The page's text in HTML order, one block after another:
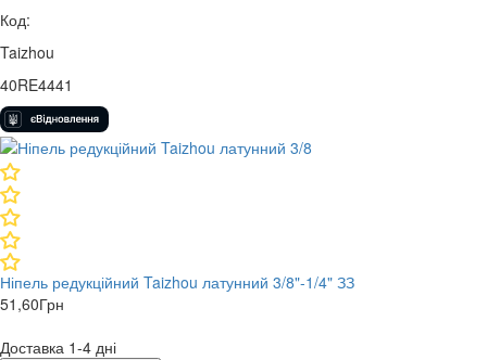
Код:
Taizhou
40RE4441
Ніпель редукційний Taizhou латунний 3/8"-1/4" ЗЗ
51,60Грн
Доставка 1-4 дні